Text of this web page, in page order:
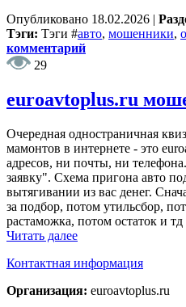
Опубликовано 18.02.2026 |
Тэги: Тэги #авто, мошенники,
комментарий
29
euroavtoplus.ru
Очередная одностраничная
мамонтов в интернете - это
адресов, ни почты, ни
заявку". Схема пригона авто
вытягивании из вас денег.
за подбор, потом утильсбор,
растаможка, потом остаток и
Читать далее
Контактная информация
Организация: euroavtoplus.ru